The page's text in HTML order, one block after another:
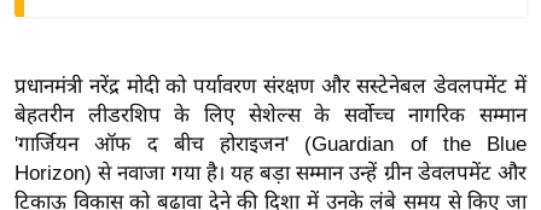
शे
ष
ज्ञ
रा
प्रधानमंत्री नरेंद्र मोदी को पर्यावरण संरक्षण और सस्टेनेबल डेवलपमेंट में
बेहतरीन लीडरशिप के लिए सेशेल्स के सर्वोच्च नागरिक सम्मान
'गार्जियन ऑफ द बीच होराइजन' (Guardian of the Blue
Horizon) से नवाजा गया है। यह बड़ा सम्मान उन्हें ग्रीन डेवलपमेंट और
टिकाऊ विकास को बढ़ावा देने की दिशा में उनके लंबे समय से किए जा